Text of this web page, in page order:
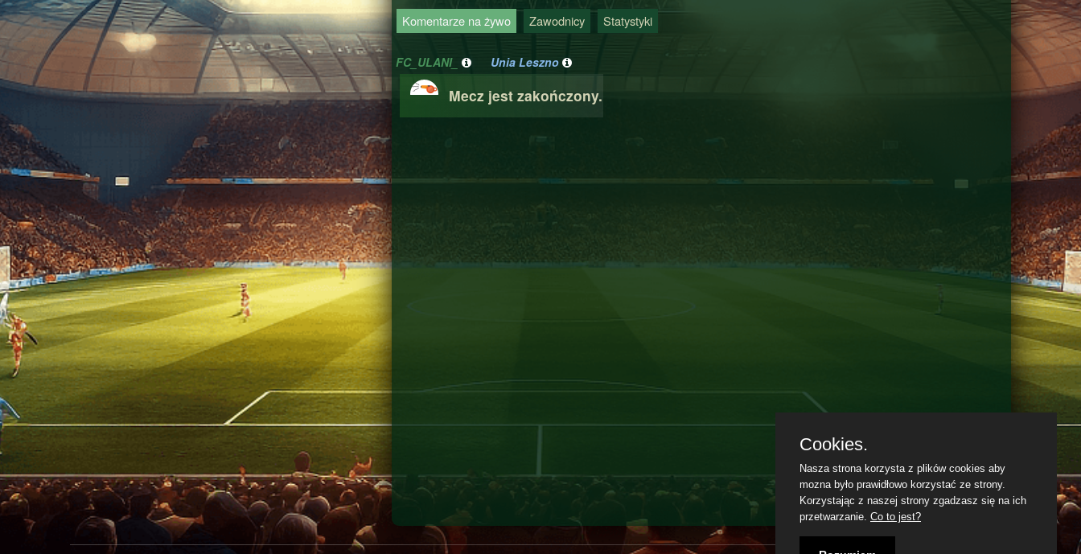
Komentarze na żywo Zawodnicy Statystyki
FC_ULANI_ Unia Leszno
Mecz jest zakończony.
Cookies.
Nasza strona korzysta z plików cookies aby
mozna było prawidłowo korzystać ze strony.
Korzystając z naszej strony zgadzasz się na ich
przetwarzanie. Co to jest?